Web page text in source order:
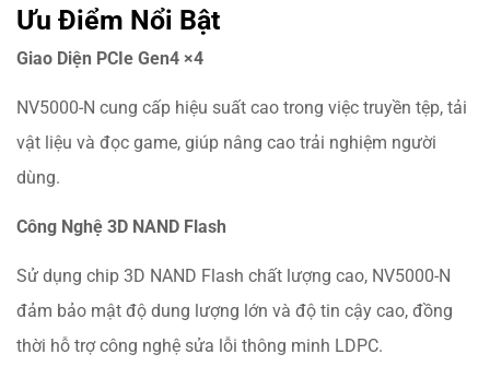
Ưu Điểm Nổi Bật
Giao Diện PCIe Gen4 ×4
NV5000-N cung cấp hiệu suất cao trong việc truyền tệp, tải
vật liệu và đọc game, giúp nâng cao trải nghiệm người
dùng.
Công Nghệ 3D NAND Flash
Sử dụng chip 3D NAND Flash chất lượng cao, NV5000-N
đảm bảo mật độ dung lượng lớn và độ tin cậy cao, đồng
thời hỗ trợ công nghệ sửa lỗi thông minh LDPC.